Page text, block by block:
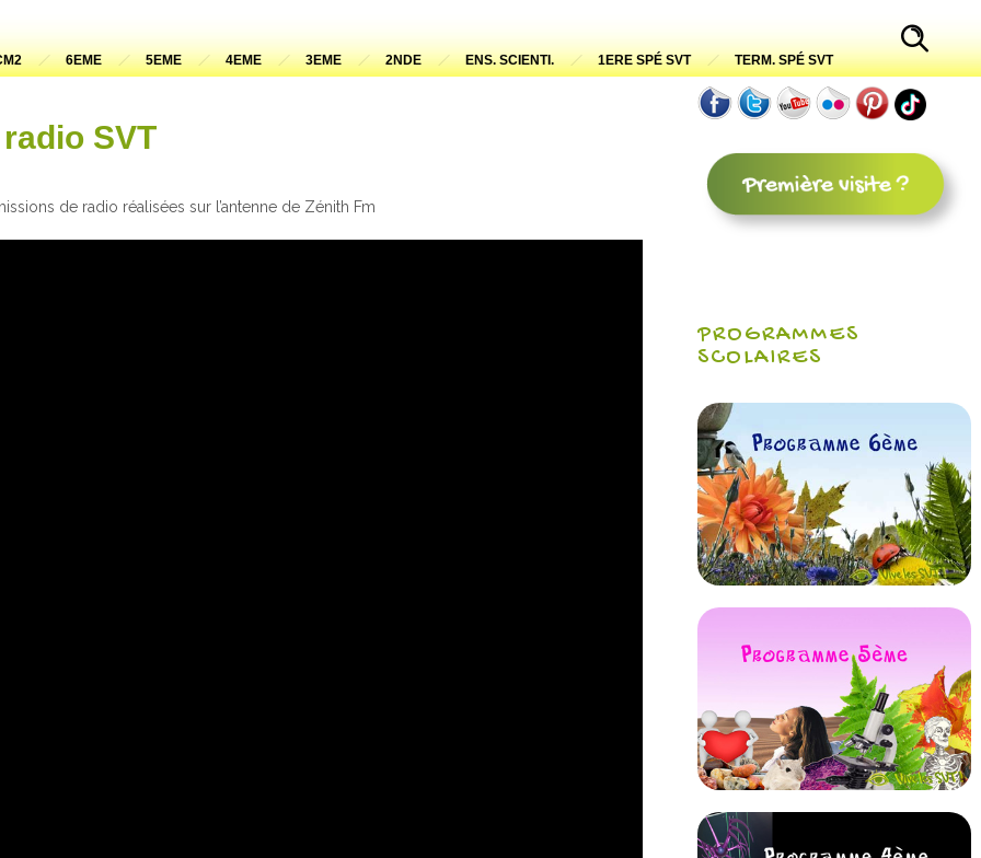
6EME 5EME 4EME 3EME 2NDE ENS. SCIENTI. 1ERE SPÉ SVT
TERM. SPÉ SVT
SVT
de radio réalisées sur l’antenne de Zénith Fm
PROGRAMMES
SCOLAIRES